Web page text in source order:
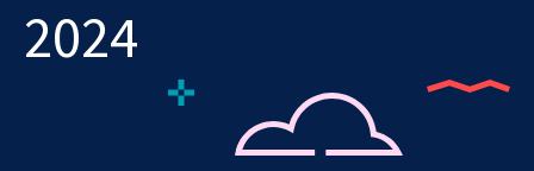
2024